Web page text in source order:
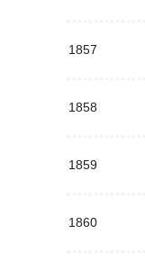
1857
1858
1859
1860